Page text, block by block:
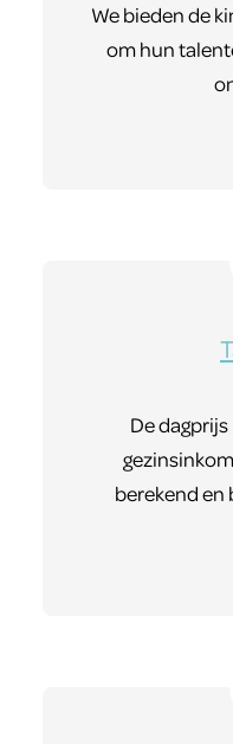
We bieden de
om hun
De
berekend en